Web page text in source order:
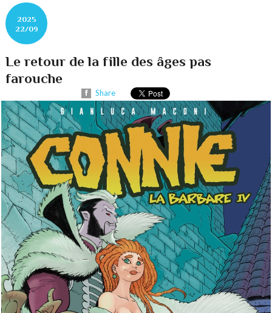
2025
22/09
Le retour de la fille des âges pas
farouche
Share